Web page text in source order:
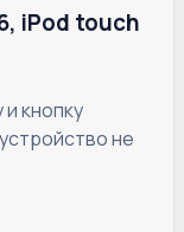
iPod touch
кнопку
не